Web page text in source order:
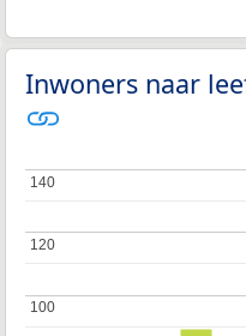
Inwoners naar
100
100
120
120
140
140